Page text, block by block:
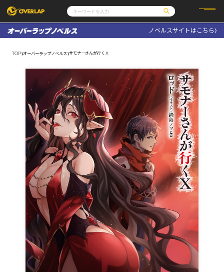
コミックガルド
コミッククリエ
その他
ポケットモンスター
アニメ
ゲーム
通販・NEWS
OVERLAP STORE
オーバーラップ広報室
会社概要
採用情報
アクセス
オーバーラップホールディングス
お問い合わせはこちら
オーバーラップ文庫
オーバーラップノベルス
オーバーラップノベルスf
ロサージュノベルス
ノベルスサイトはこちら
TOP オーバーラップノベルス サモナーさんが行くⅩ